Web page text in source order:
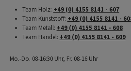
Team Holz: +49 (0) 4155 8141 - 607
Team Kunststoff: +49 (0) 4155 8141 -
Team Metall: +49 (0) 4155 8141 - 608
Team Handel: +49 (0) 4155 8141 - 609
Mo.-Do. 08-16:30 Uhr, Fr. 08-16 Uhr